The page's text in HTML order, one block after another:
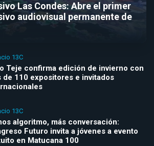
Las Condes: Abre el primer
audiovisual permanente de
13C
Teje confirma edición de invierno con
de 110 expositores e invitados
13C
algoritmo, más conversación:
Futuro invita a jóvenes a evento
en Matucana 100